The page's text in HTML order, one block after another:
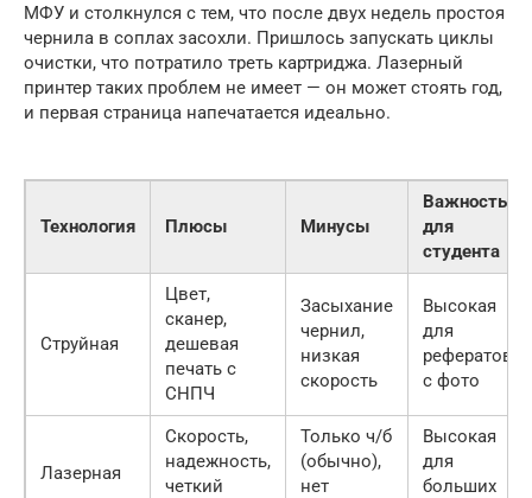
МФУ и столкнулся с тем, что после двух недель простоя
чернила в соплах засохли. Пришлось запускать циклы
очистки, что потратило треть картриджа. Лазерный
принтер таких проблем не имеет — он может стоять год,
и первая страница напечатается идеально.
Технология Плюсы Минусы
Важность
для
студента
Струйная
Цвет,
сканер,
дешевая
печать с
СНПЧ
Засыхание
чернил,
низкая
скорость
Высокая
для
рефератов
с фото
Лазерная
Скорость,
надежность,
четкий
Только ч/б
(обычно),
нет
Высокая
для
больших